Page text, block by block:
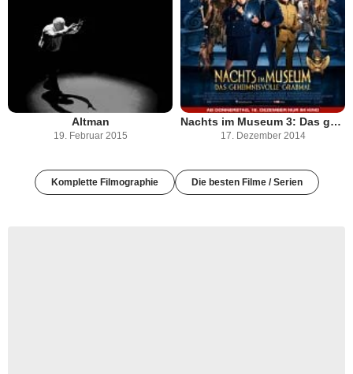
Altman
19. Februar 2015
Nachts im Museum 3: Das geheimnisvolle Grabmal
17. Dezember 2014
Komplette Filmographie Die besten Filme / Serien